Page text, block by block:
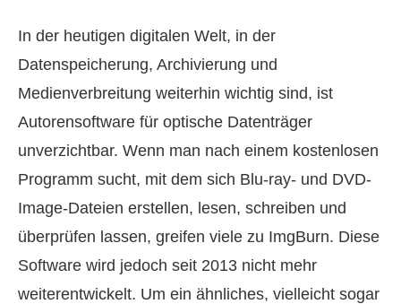
In der heutigen digitalen Welt, in der
Datenspeicherung, Archivierung und
Medienverbreitung weiterhin wichtig sind, ist
Autorensoftware für optische Datenträger
unverzichtbar. Wenn man nach einem kostenlosen
Programm sucht, mit dem sich Blu-ray- und DVD-
Image-Dateien erstellen, lesen, schreiben und
überprüfen lassen, greifen viele zu ImgBurn. Diese
Software wird jedoch seit 2013 nicht mehr
weiterentwickelt. Um ein ähnliches, vielleicht sogar